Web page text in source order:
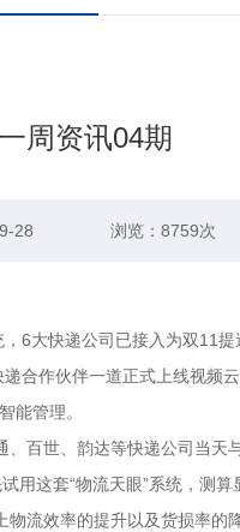
周资讯04期
28 浏览：8759次
，6大快递公司已接入为双11提
合作伙伴一道正式上线视频
能管理。
、百世、韵达等快递公司当
用这套“物流天眼”系统，测
物流效率的提升以及货损率的